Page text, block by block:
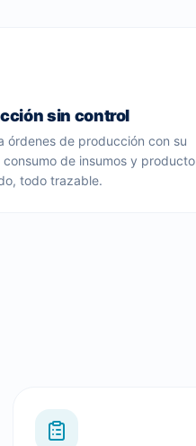
sin control
órdenes de producción con su
consumo de insumos y producto
todo trazable.